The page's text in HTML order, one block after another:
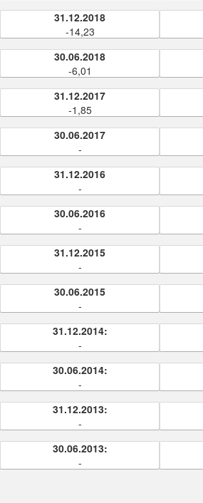
31.12.2018
-14,23
30.06.2018
-6,01
31.12.2017
-1,85
30.06.2017
-
31.12.2016
-
30.06.2016
-
31.12.2015
-
30.06.2015
-
31.12.2014:
-
30.06.2014:
-
31.12.2013:
-
30.06.2013:
-